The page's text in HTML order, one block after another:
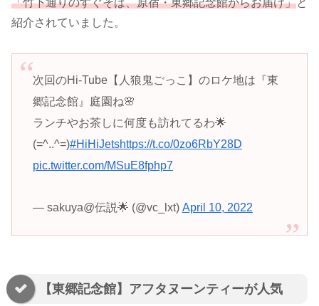
「竹下通りのすぐそば、原宿・東郷記念館からお届け」と
紹介されていました。
次回のHi-Tube【人狼鬼ごっこ】のロケ地は『東
郷記念館』庭園ね🌸
ランチやお茶しに何度も訪れてるわ🌟
(=^..^=)#HiHiJetshttps://t.co/0zo6RbY28D
pic.twitter.com/MSuE8fphp7
— sakuya@伝説🌟 (@vc_lxt) April 10, 2022
【東郷記念館】アフタヌーンティーが人気